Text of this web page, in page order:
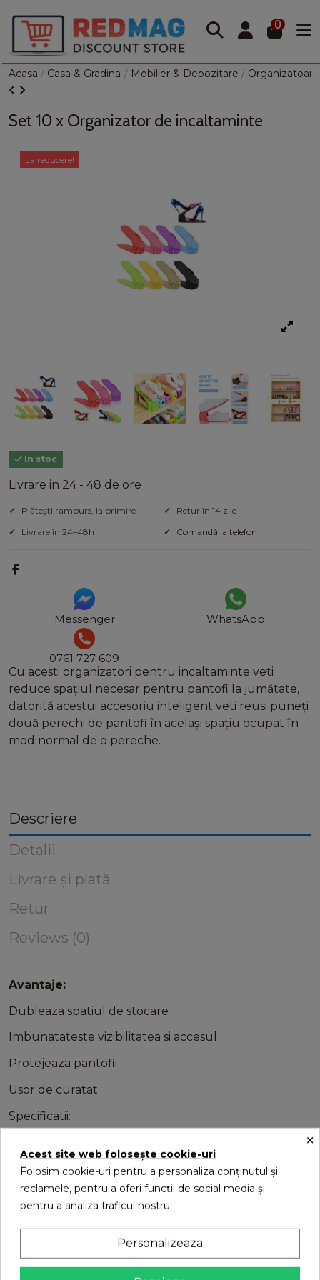
0
Acasa Casa & Gradina Mobilier & Depozitare
La reducere!
Set 10 x Organizator de incaltaminte
In stoc
Livrare in 24 - 48 de ore
Cu acesti organizatori pentru incaltaminte veti
reduce spațiul necesar pentru pantofi la jumătate,
datorită acestui accesoriu inteligent veti reusi puneți
două perechi de pantofi în același spațiu ocupat în
mod normal de o pereche.
Plătești ramburs, la primire
Retur în 14 zile
Livrare în 24–48h
Comandă la telefon
Messenger WhatsApp
0761 727 609
Descriere
Detalii
Livrare și plată
Retur
Reviews (0)
Avantaje:
Dubleaza spatiul de stocare
Imbunatateste vizibilitatea si accesul
Protejeaza pantofii
Usor de curatat
Specificatii:
Material: plastic
Dimensiuni: 25 x 10 cm
trimise în funcție de disponibilitatea stocului)
Oferta contine 10 organizatori pentru pantofi,
×
Acest site web folosește cookie-uri
Folosim cookie-uri pentru a personaliza conținutul și
reclamele, pentru a oferi funcții de social media și
pentru a analiza traficul nostru.
Personalizeaza